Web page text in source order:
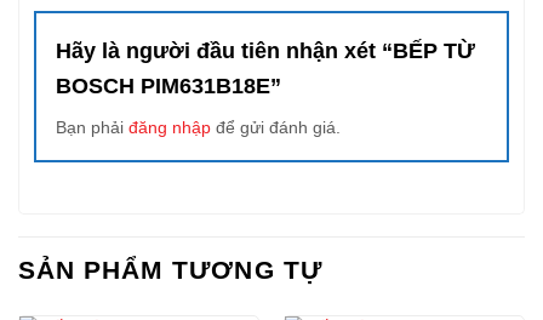
Hãy là người đầu tiên nhận xét “BẾP TỪ
BOSCH PIM631B18E”
Bạn phải đăng nhập để gửi đánh giá.
SẢN PHẨM TƯƠNG TỰ